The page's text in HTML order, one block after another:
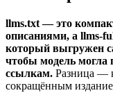
llms.txt — это
описаниями, а llms-
который выгружен
чтобы модель могла
ссылкам. Разница —
сокращённым